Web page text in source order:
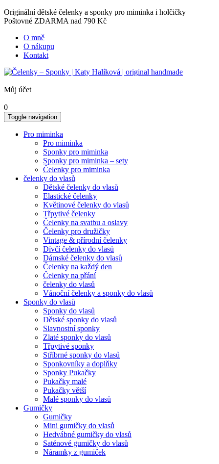
Originální dětské čelenky a sponky pro miminka i holčičky –
Poštovné ZDARMA nad 790 Kč
O mně
O nákupu
Kontakt
Můj účet
0
Toggle navigation
Pro miminka
Pro miminka
Sponky pro miminka
Sponky pro miminka – sety
Čelenky pro miminka
čelenky do vlasů
Dětské čelenky do vlasů
Elastické čelenky
Květinové čelenky do vlasů
Třpytivé čelenky
Čelenky na svatbu a oslavy
Čelenky pro družičky
Vintage & přírodní čelenky
Dívčí čelenky do vlasů
Dámské čelenky do vlasů
Čelenky na každý den
Čelenky na přání
čelenky do vlasů
Vánoční čelenky a sponky do vlasů
Sponky do vlasů
Sponky do vlasů
Dětské sponky do vlasů
Slavnostní sponky
Zlaté sponky do vlasů
Třpytivé sponky
Stříbrné sponky do vlasů
Sponkovníky a doplňky
Sponky Pukačky
Pukačky malé
Pukačky větší
Malé sponky do vlasů
Gumičky
Gumičky
Mini gumičky do vlasů
Hedvábné gumičky do vlasů
Saténové gumičky do vlasů
Náramky z gumiček